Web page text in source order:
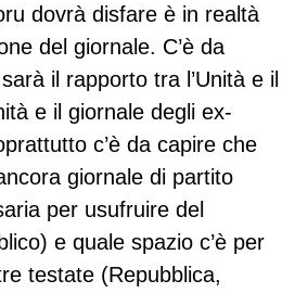
dovrà disfare è in realtà
del giornale. C’è da
il rapporto tra l’Unità e il
e il giornale degli ex-
c’è da capire che
giornale di partito
per usufruire del
e quale spazio c’è per
testate (Repubblica,